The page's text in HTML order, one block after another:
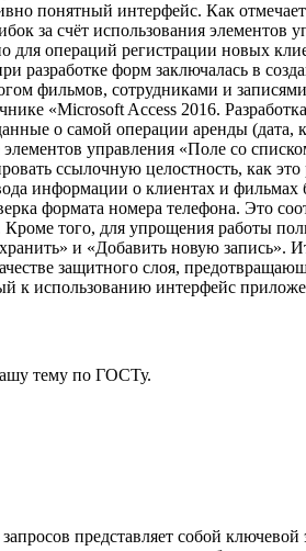
понятный интерфейс. Как
за счёт использования
для операций регистрации новых
разработке форм заключалась в
фильмов, сотрудниками и
«Microsoft Access 2016.
о самой операции аренды
управления «Поле со
ссылочную целостность, как
информации о клиентах и
формата номера телефона. Это
того, для упрощения работы
и «Добавить новую
защитного слоя,
использованию интерфейс
тему по ГОСТу.
представляет собой